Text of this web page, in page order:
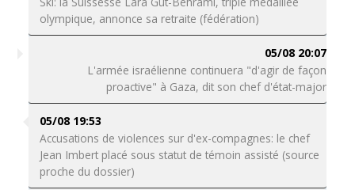
olympique, annonce sa retraite (fédération)
05/08 20:07
L'armée israélienne continuera "d'agir de façon
proactive" à Gaza, dit son chef d'état-major
05/08 19:53
Accusations de violences sur d'ex-compagnes: le chef
Jean Imbert placé sous statut de témoin assisté (source
proche du dossier)